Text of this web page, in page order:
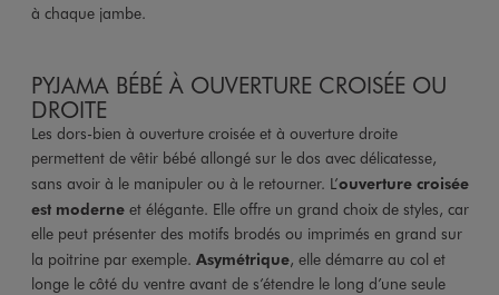
à chaque jambe.
PYJAMA BÉBÉ À OUVERTURE CROISÉE OU
DROITE
Les dors-bien à ouverture croisée et à ouverture droite
permettent de vêtir bébé allongé sur le dos avec délicatesse,
sans avoir à le manipuler ou à le retourner. L’ouverture croisée
est moderneet élégante. Elle offre un grand choix de styles, car
elle peut présenter des motifs brodés ou imprimés en grand sur
la poitrine par exemple. Asymétrique, elle démarre au col et
longe le côté du ventre avant de s’étendre le long d’une seule